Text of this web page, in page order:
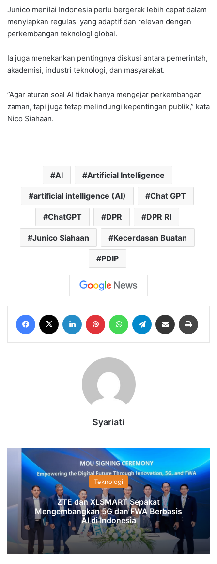
‎Junico menilai Indonesia perlu bergerak lebih cepat dalam
menyiapkan regulasi yang adaptif dan relevan dengan
perkembangan teknologi global.
Ia juga menekankan pentingnya diskusi antara pemerintah,
akademisi, industri teknologi, dan masyarakat.
‎”Agar aturan soal AI tidak hanya mengejar perkembangan
zaman, tapi juga tetap melindungi kepentingan publik,” kata
Nico Siahaan.
AI Artificial Intelligence
artificial intelligence (AI) Chat GPT
ChatGPT DPR DPR RI
Junico Siahaan Kecerdasan Buatan
PDIP
Facebook LinkedIn Pinterest WhatsAppTelegram Share via Email
Syariati
Teknologi
ZTE dan XLSMART Sepakat
Mengembangkan 5G dan FWA Berbasis
AI di Indonesia